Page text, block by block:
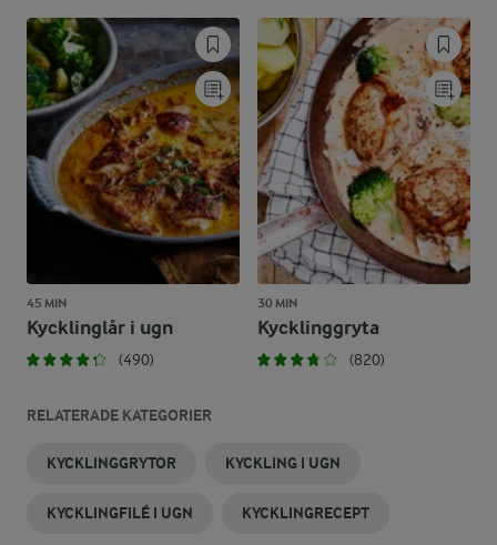
45 MIN
Kycklinglår i ugn
(490)
30 MIN
Kycklinggryta
(820)
RELATERADE KATEGORIER
KYCKLINGGRYTOR KYCKLING I UGN
KYCKLINGFILÉ I UGN KYCKLINGRECEPT